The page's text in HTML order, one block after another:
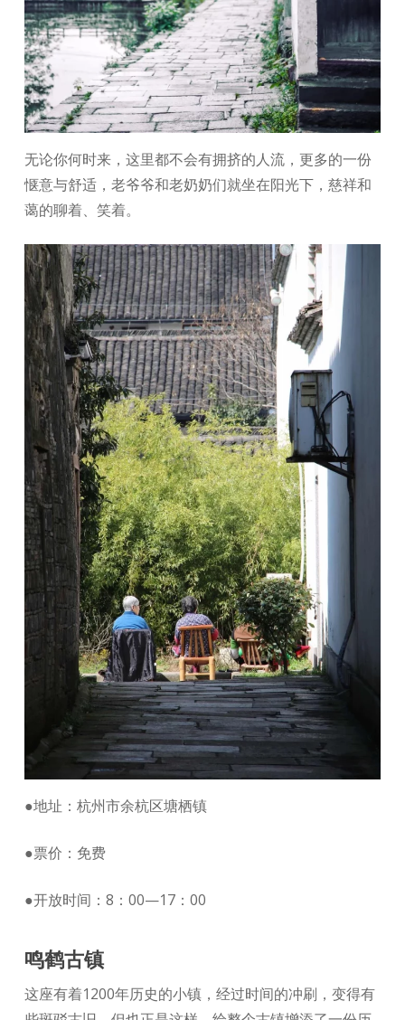
无论你何时来，这里都不会有拥挤的人流，更多的一份
惬意与舒适，老爷爷和老奶奶们就坐在阳光下，慈祥和
蔼的聊着、笑着。
●地址：杭州市余杭区塘栖镇
●票价：免费
●开放时间：8：00—17：00
鸣鹤古镇
这座有着1200年历史的小镇，经过时间的冲刷，变得有